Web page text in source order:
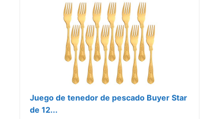
Juego de tenedor de pescado Buyer Star
de 12...